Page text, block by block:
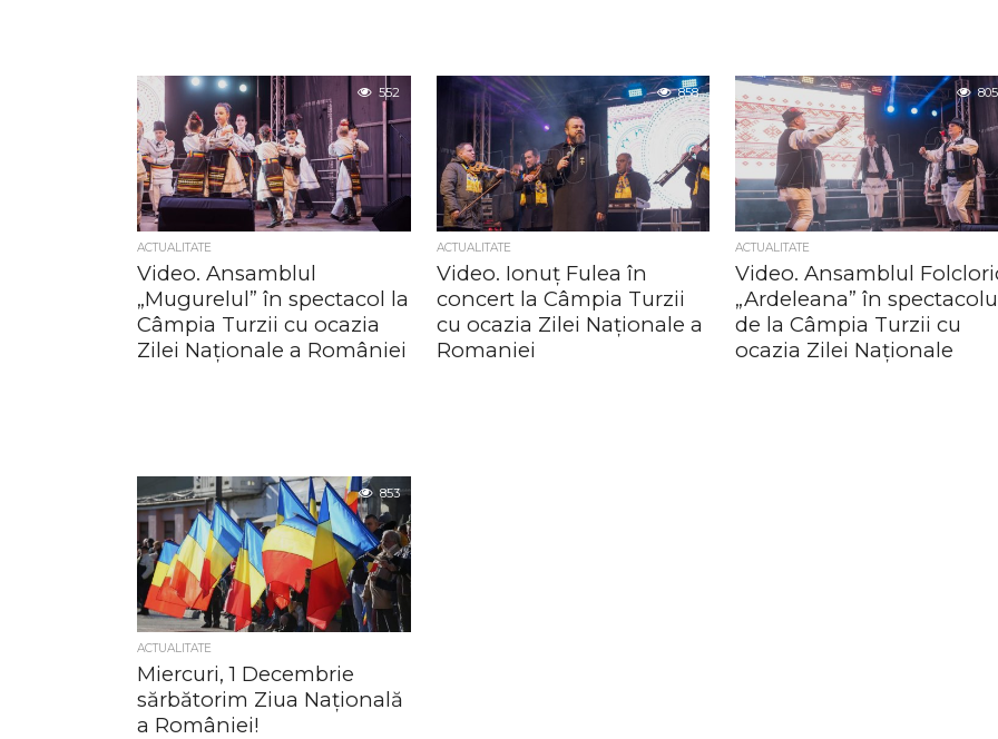
552
ACTUALITATE
Video. Ansamblul
„Mugurelul” în spectacol la
Câmpia Turzii cu ocazia
Zilei Naționale a României
858
ACTUALITATE
Video. Ionuț Fulea în
concert la Câmpia Turzii
cu ocazia Zilei Naționale a
Romaniei
805
ACTUALITATE
Video. Ansamblul
„Ardeleana” în
de la Câmpia Turzii cu
ocazia Zilei Naționale
853
ACTUALITATE
Miercuri, 1 Decembrie
sărbătorim Ziua Națională
a României!